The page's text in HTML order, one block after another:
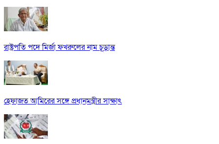
রাষ্ট্রপতি পদে মির্জা ফখরুলের নাম চূড়ান্ত
হেফাজত আমিরের সঙ্গে প্রধানমন্ত্রীর সাক্ষাৎ